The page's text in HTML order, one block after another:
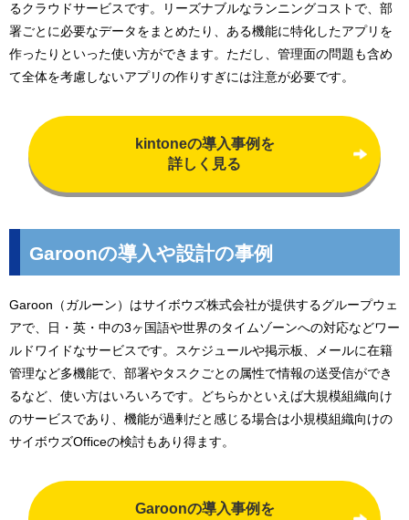
るクラウドサービスです。リーズナブルなランニングコストで、部
署ごとに必要なデータをまとめたり、ある機能に特化したアプリを
作ったりといった使い方ができます。ただし、管理面の問題も含め
て全体を考慮しないアプリの作りすぎには注意が必要です。
kintoneの導入事例を
詳しく見る
Garoonの導入や設計の事例
Garoon（ガルーン）はサイボウズ株式会社が提供するグループウェ
アで、日・英・中の3ヶ国語や世界のタイムゾーンへの対応などワー
ルドワイドなサービスです。スケジュールや掲示板、メールに在籍
管理など多機能で、部署やタスクごとの属性で情報の送受信ができ
るなど、使い方はいろいろです。どちらかといえば大規模組織向け
のサービスであり、機能が過剰だと感じる場合は小規模組織向けの
サイボウズOfficeの検討もあり得ます。
Garoonの導入事例を